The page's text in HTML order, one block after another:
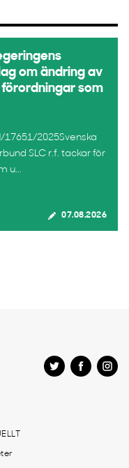
om ändring av
som
2025Svenska
SLC r.f. tackar för
u...
07.08.2026